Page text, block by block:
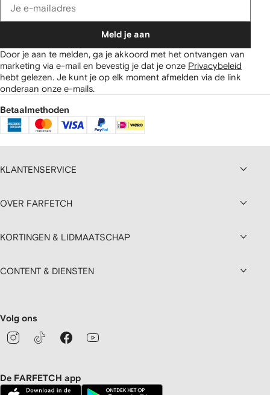
Meld je aan
Door je aan te melden, ga je akkoord met het ontvangen van
marketing via e-mail en bevestig je dat je onze Privacybeleid
hebt gelezen. Je kunt je op elk moment afmelden via de link
onderaan onze e-mails.
Betaalmethoden
KLANTENSERVICE
OVER FARFETCH
KORTINGEN & LIDMAATSCHAP
CONTENT & DIENSTEN
Volg ons
De FARFETCH app